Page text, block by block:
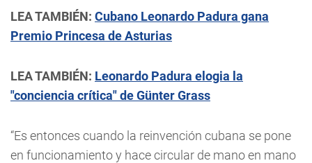
LEA TAMBIÉN: Cubano Leonardo Padura gana
Premio Princesa de Asturias
LEA TAMBIÉN: Leonardo Padura elogia la
"conciencia crítica" de Günter Grass
“Es entonces cuando la reinvención cubana se pone
en funcionamiento y hace circular de mano en mano